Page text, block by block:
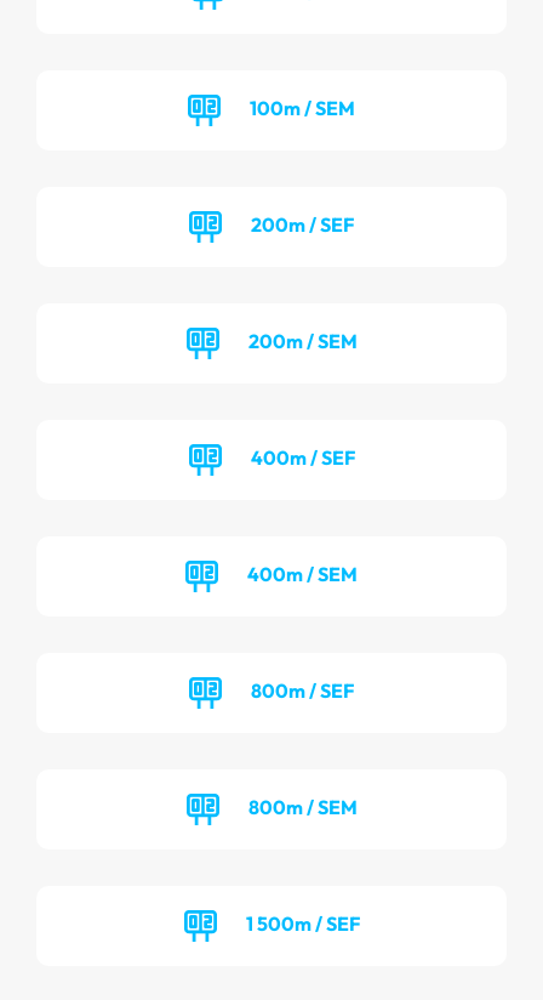
100m / SEM
200m / SEF
200m / SEM
400m / SEF
400m / SEM
800m / SEF
800m / SEM
1 500m / SEF